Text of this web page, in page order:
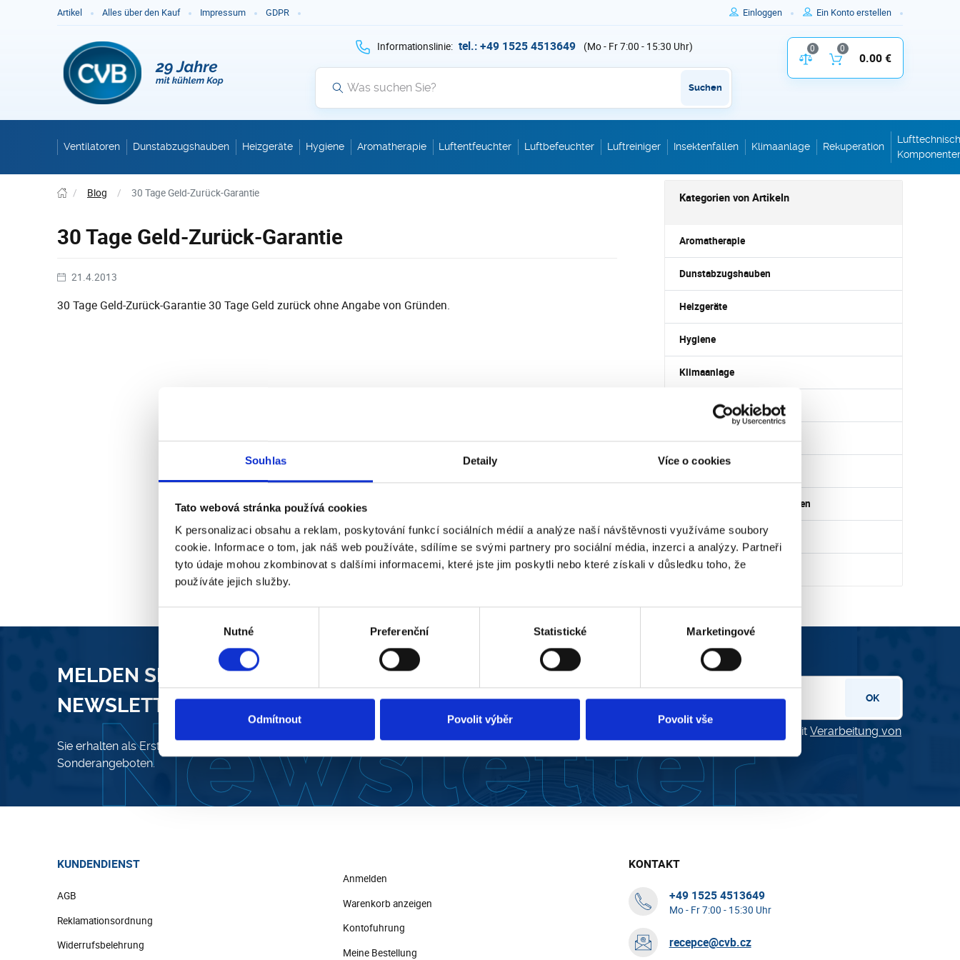
Souhlas Detaily Více o cookies
Tato webová stránka používá cookies
K personalizaci obsahu a reklam, poskytování funkcí sociálních médií a analýze naší návštěvnosti využíváme soubory
cookie. Informace o tom, jak náš web používáte, sdílíme se svými partnery pro sociální média, inzerci a analýzy. Partneři
tyto údaje mohou zkombinovat s dalšími informacemi, které jste jim poskytli nebo které získali v důsledku toho, že
používáte jejich služby.
Nutné Preferenční Statistické Marketingové
Odmítnout Povolit výběr Povolit vše
Artikel Alles über den Kauf Impressum GDPR Einloggen Ein Konto erstellen
Informationslinie: tel.: +49 1525 4513649 (Mo - Fr 7:00 - 15:30 Uhr)
Suchen
Vergleich der Produktparameter
0
Inhalt des
0
0.00 €
Ventilatoren Dunstabzugshauben Heizgeräte Hygiene Aromatherapie Luftentfeuchter Luftbefeuchter Luftreiniger Insektenfallen Klimaanlage Rekuperation
/ Blog / 30 Tage Geld-Zurück-Garantie
30 Tage Geld-Zurück-Garantie
21.4.2013
30 Tage Geld-Zurück-Garantie 30 Tage Geld zurück ohne Angabe von Gründen.
Kategorien von Artikeln
Aromatherapie
Dunstabzugshauben
Heizgeräte
Hygiene
Klimaanlage
Luftbefeuchter
Luftentfeuchter
Lufttechnische Komponenten
Rekuperation
Ventilatoren
MELDEN SIE SICH FÜR UNSEREN
NEWSLETTER AN
Sie erhalten als Erster Zugang zu allen neuen Kollektionen und
Sonderangeboten.
Anmeldung zum Newsletter
OK
Mit der Einreichung erklären Sie sich einverstanden mit Verarbeitung von
KUNDENDIENST
AGB
Reklamationsordnung
Widerrufsbelehrung
Anmelden
Warenkorb anzeigen
Kontofuhrung
Meine Bestellung
KONTAKT
+49 1525 4513649
Mo - Fr 7:00 - 15:30 Uhr
recepce@cvb.cz